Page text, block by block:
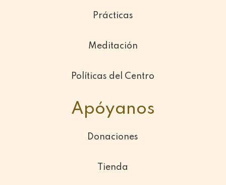
Prácticas
Meditación
Políticas del Centro
Apóyanos
Donaciones
Tienda